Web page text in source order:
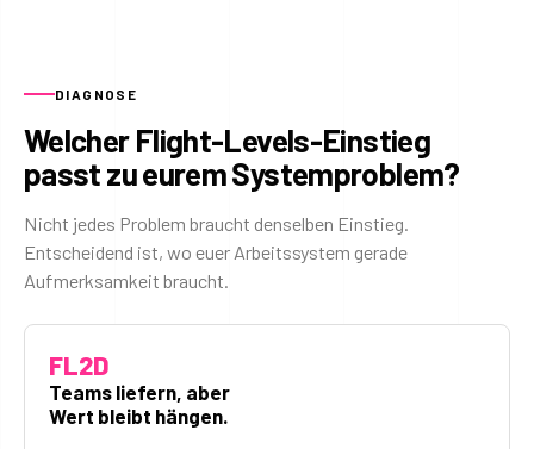
DIAGNOSE
Welcher Flight-Levels-Einstieg
passt zu eurem Systemproblem?
Nicht jedes Problem braucht denselben Einstieg.
Entscheidend ist, wo euer Arbeitssystem gerade
Aufmerksamkeit braucht.
FL2D
Teams liefern, aber
Wert bleibt hängen.